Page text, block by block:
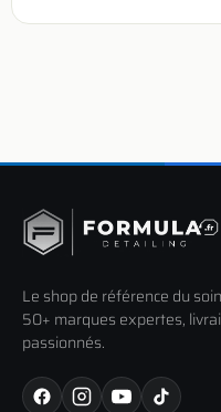
Le shop de référence du
50+ marques expertes,
passionnés.